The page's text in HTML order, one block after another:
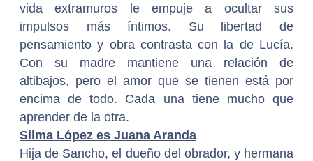
vida extramuros le empuje a ocultar sus
impulsos más íntimos. Su libertad de
pensamiento y obra contrasta con la de Lucía.
Con su madre mantiene una relación de
altibajos, pero el amor que se tienen está por
encima de todo. Cada una tiene mucho que
aprender de la otra.
Silma López es Juana Aranda
Hija de Sancho, el dueño del obrador, y hermana